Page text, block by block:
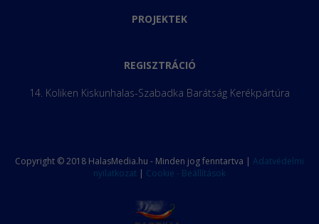
PROJEKTEK
REGISZTRÁCIÓ
14. Koliken Kiskunhalas-Szabadka Barátság Kerékpártúra
Copyright © 2018 HalasMedia.hu - Minden jog fenntartva | Adatvédelmi
nyilatkozat | Cookie - Beállítások